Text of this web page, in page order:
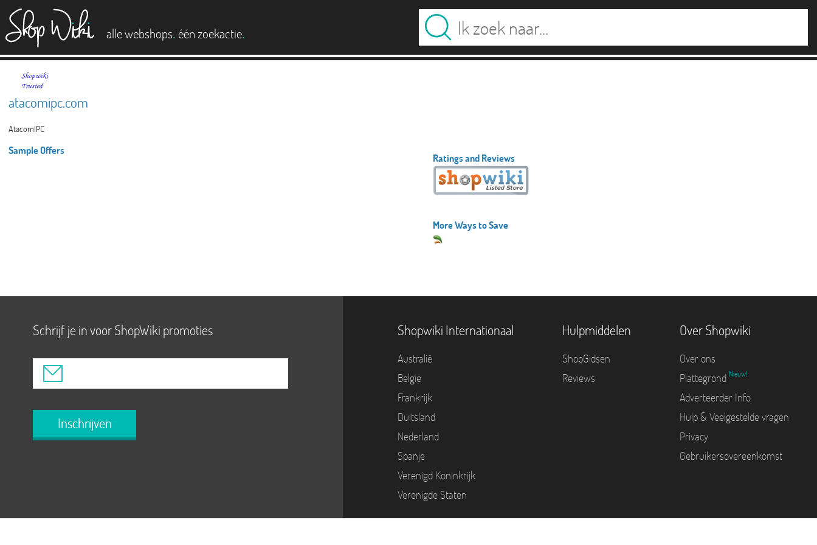
alle webshops. één zoekactie.
atacomipc.com
AtacomIPC
Sample Offers
Ratings and Reviews
More Ways to Save
Schrijf je in voor ShopWiki promoties
Inschrijven
Shopwiki Internationaal
Australië
België
Frankrijk
Duitsland
Nederland
Spanje
Verenigd Koninkrijk
Verenigde Staten
Hulpmiddelen
ShopGidsen
Reviews
Over Shopwiki
Over ons
Plattegrond Nieuw!
Adverteerder Info
Hulp & Veelgestelde vragen
Privacy
Gebruikersovereenkomst